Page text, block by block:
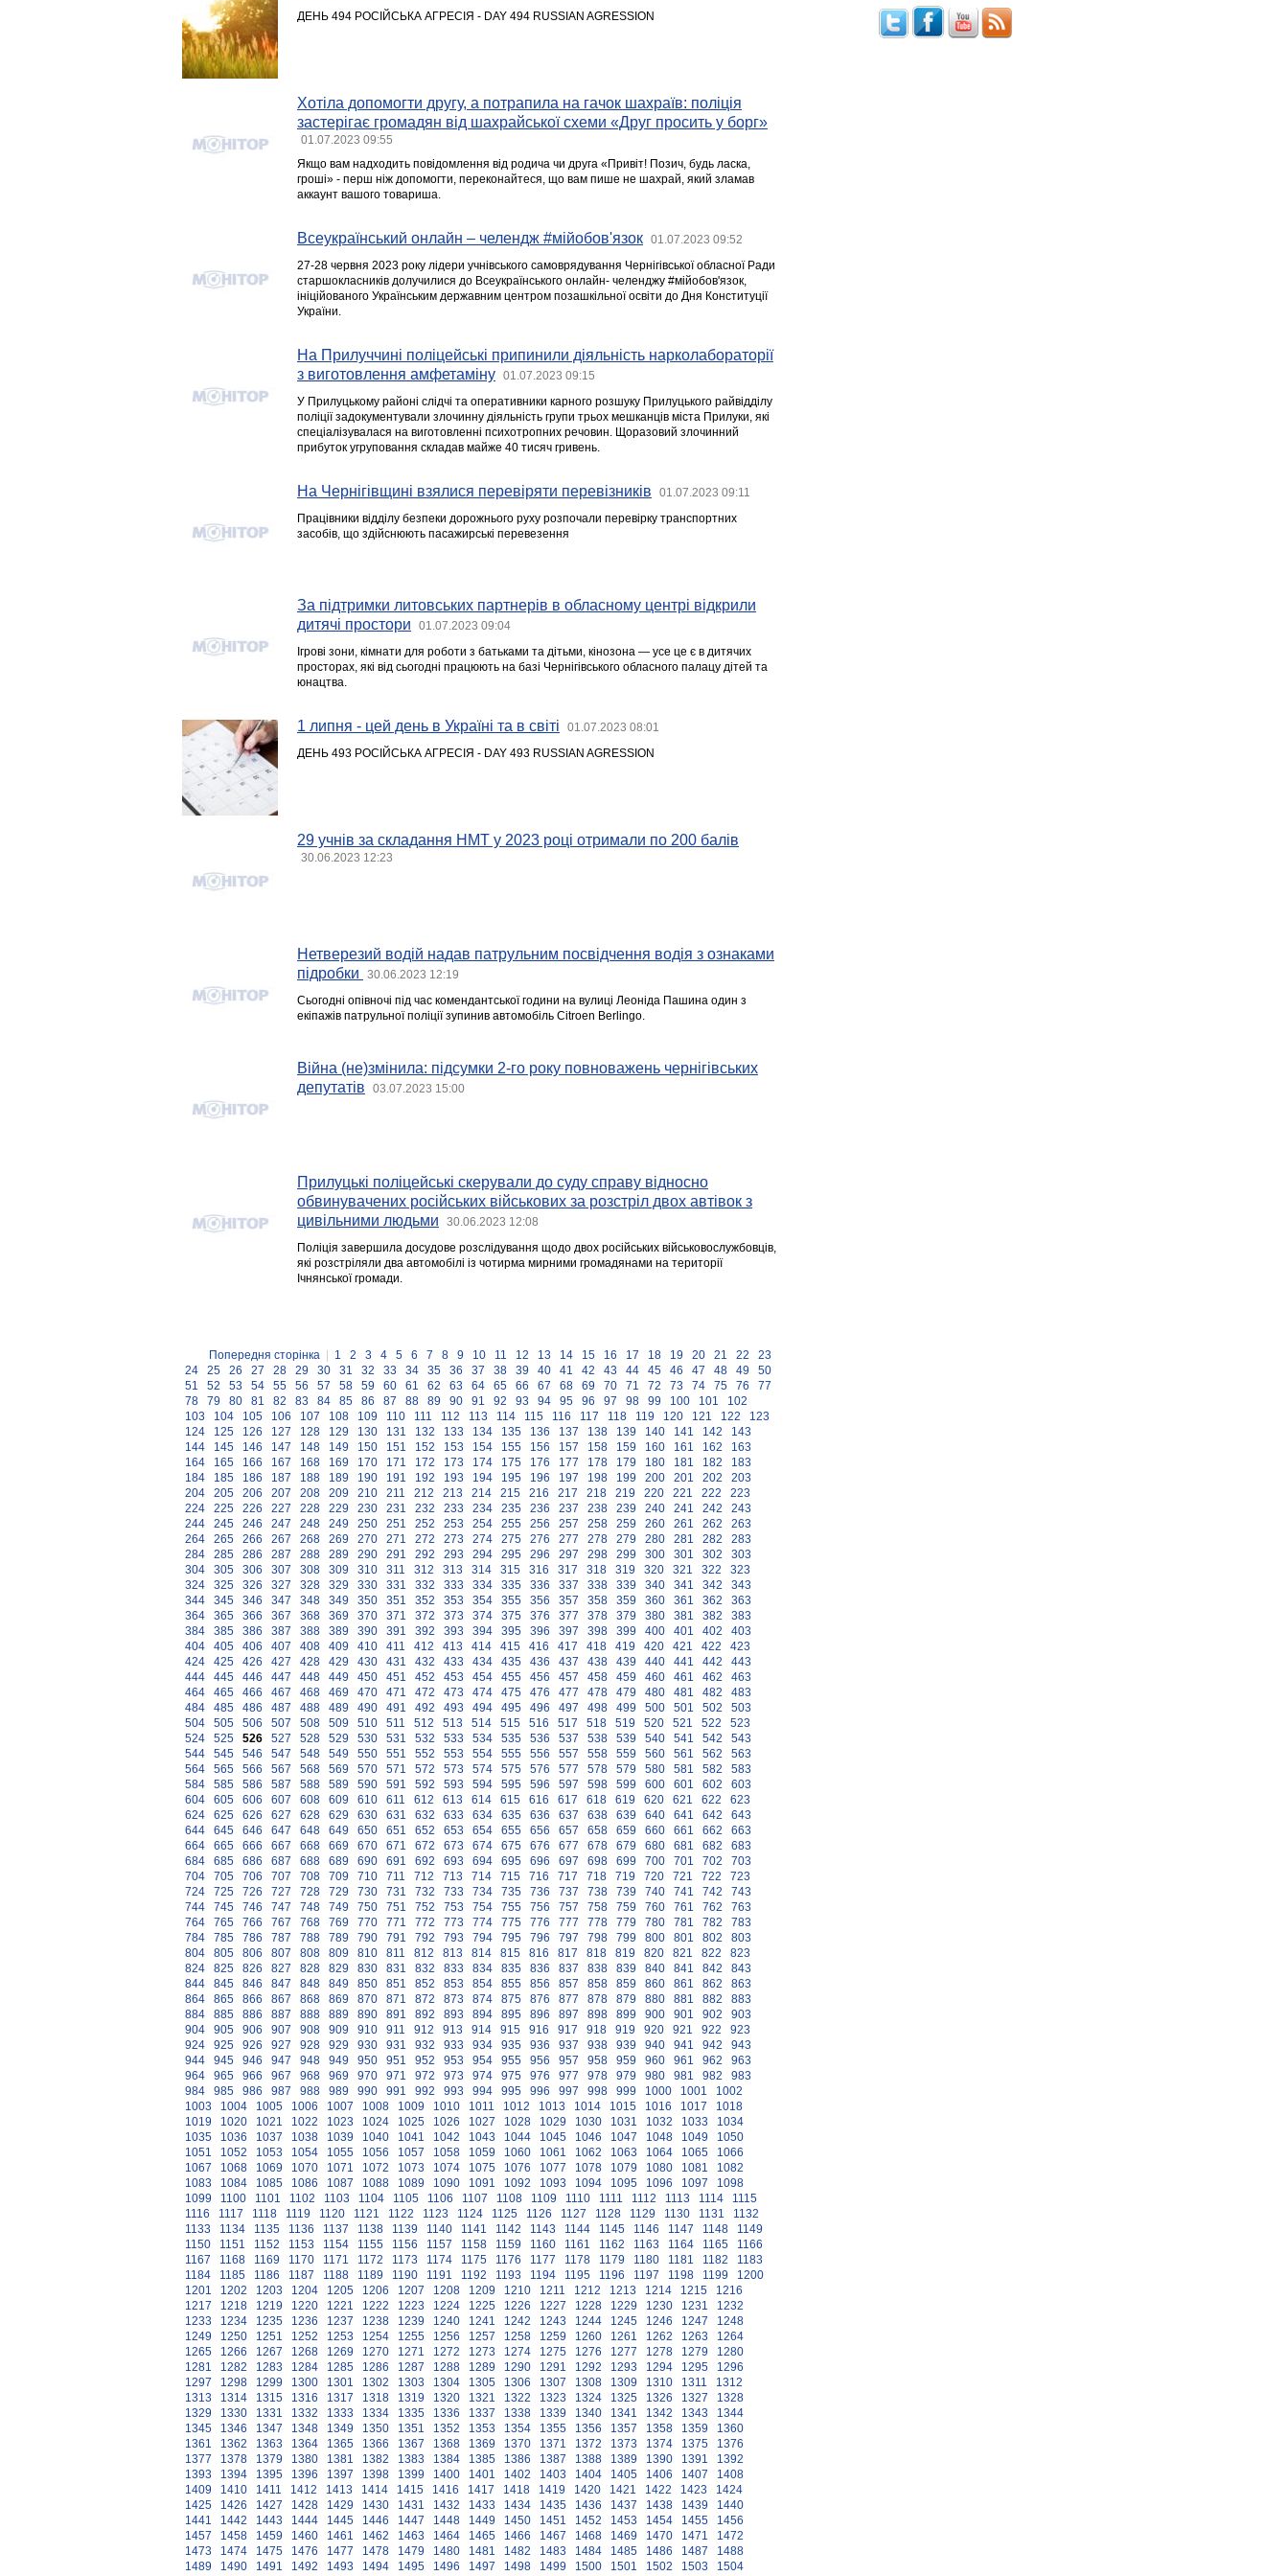
ДЕНЬ 494 РОСІЙСЬКА АГРЕСІЯ - DAY 494 RUSSIAN AGRESSION
Хотіла допомогти другу, а потрапила на гачок шахраїв: поліція
застерігає громадян від шахрайської схеми «Друг просить у борг»
01.07.2023 09:55
Якщо вам надходить повідомлення від родича чи друга «Привіт! Позич, будь ласка,
гроші» - перш ніж допомогти, переконайтеся, що вам пише не шахрай, який зламав
аккаунт вашого товариша.
Всеукраїнський онлайн – челендж #мійобов'язок 01.07.2023 09:52
27-28 червня 2023 року лідери учнівського самоврядування Чернігівської обласної Ради
старшокласників долучилися до Всеукраїнського онлайн- челенджу #мійобов'язок,
ініційованого Українським державним центром позашкільної освіти до Дня Конституції
України.
На Прилуччині поліцейські припинили діяльність нарколабораторії
з виготовлення амфетаміну
01.07.2023 09:15
У Прилуцькому районі слідчі та оперативники карного розшуку Прилуцького райвідділу
поліції задокументували злочинну діяльність групи трьох мешканців міста Прилуки, які
спеціалізувалася на виготовленні психотропних речовин. Щоразовий злочинний
прибуток угруповання складав майже 40 тисяч гривень.
На Чернігівщині взялися перевіряти перевізників 01.07.2023 09:11
Працівники відділу безпеки дорожнього руху розпочали перевірку транспортних
засобів, що здійснюють пасажирські перевезення
За підтримки литовських партнерів в обласному центрі відкрили
дитячі простори
01.07.2023 09:04
Ігрові зони, кімнати для роботи з батьками та дітьми, кінозона — усе це є в дитячих
просторах, які від сьогодні працюють на базі Чернігівського обласного палацу дітей та
юнацтва.
1 липня - цей день в Україні та в світі 01.07.2023 08:01
ДЕНЬ 493 РОСІЙСЬКА АГРЕСІЯ - DAY 493 RUSSIAN AGRESSION
29 учнів за складання НМТ у 2023 році отримали по 200 балів
30.06.2023 12:23
Нетверезий водій надав патрульним посвідчення водія з ознаками
підробки
30.06.2023 12:19
Сьогодні опівночі під час комендантської години на вулиці Леоніда Пашина один з
екіпажів патрульної поліції зупинив автомобіль Citroen Berlingo.
Війна (не)змінила: підсумки 2-го року повноважень чернігівських
депутатів
03.07.2023 15:00
Прилуцькі поліцейські скерували до суду справу відносно
обвинувачених російських військових за розстріл двох автівок з
цивільними людьми
30.06.2023 12:08
Поліція завершила досудове розслідування щодо двох російських військовослужбовців,
які розстріляли два автомобілі із чотирма мирними громадянами на території
Ічнянської громади.
Попередня сторінка 1 2 3 4 5 6 7 8 9 10 11 12 13 14 15 16 17 18 19 20 21 22
23
24
25 26 27 28 29 30 31 32 33 34 35 36 37 38 39 40 41 42 43 44 45 46 47 48 49
50
51
52 53 54 55 56 57 58 59 60 61 62 63 64 65 66 67 68 69 70 71 72 73 74 75 76
77
78
79 80 81 82 83 84 85 86 87 88 89 90 91 92 93 94 95 96 97 98 99 100 101
102
103
104 105 106 107 108 109 110 111 112 113 114 115 116 117 118 119 120 121 122
123
124
125 126 127 128 129 130 131 132 133 134 135 136 137 138 139 140 141 142
143
144
145 146 147 148 149 150 151 152 153 154 155 156 157 158 159 160 161 162
163
164
165 166 167 168 169 170 171 172 173 174 175 176 177 178 179 180 181 182
183
184
185 186 187 188 189 190 191 192 193 194 195 196 197 198 199 200 201 202
203
204
205 206 207 208 209 210 211 212 213 214 215 216 217 218 219 220 221 222
223
224
225 226 227 228 229 230 231 232 233 234 235 236 237 238 239 240 241 242
243
244
245 246 247 248 249 250 251 252 253 254 255 256 257 258 259 260 261 262
263
264
265 266 267 268 269 270 271 272 273 274 275 276 277 278 279 280 281 282
283
284
285 286 287 288 289 290 291 292 293 294 295 296 297 298 299 300 301 302
303
304
305 306 307 308 309 310 311 312 313 314 315 316 317 318 319 320 321 322
323
324
325 326 327 328 329 330 331 332 333 334 335 336 337 338 339 340 341 342
343
344
345 346 347 348 349 350 351 352 353 354 355 356 357 358 359 360 361 362
363
364
365 366 367 368 369 370 371 372 373 374 375 376 377 378 379 380 381 382
383
384
385 386 387 388 389 390 391 392 393 394 395 396 397 398 399 400 401 402
403
404
405 406 407 408 409 410 411 412 413 414 415 416 417 418 419 420 421 422
423
424
425 426 427 428 429 430 431 432 433 434 435 436 437 438 439 440 441 442
443
444
445 446 447 448 449 450 451 452 453 454 455 456 457 458 459 460 461 462
463
464
465 466 467 468 469 470 471 472 473 474 475 476 477 478 479 480 481 482
483
484
485 486 487 488 489 490 491 492 493 494 495 496 497 498 499 500 501 502
503
504
505 506 507 508 509 510 511 512 513 514 515 516 517 518 519 520 521 522
523
524
525 526 527 528 529 530 531 532 533 534 535 536 537 538 539 540 541 542
543
544
545 546 547 548 549 550 551 552 553 554 555 556 557 558 559 560 561 562
563
564
565 566 567 568 569 570 571 572 573 574 575 576 577 578 579 580 581 582
583
584
585 586 587 588 589 590 591 592 593 594 595 596 597 598 599 600 601 602
603
604
605 606 607 608 609 610 611 612 613 614 615 616 617 618 619 620 621 622
623
624
625 626 627 628 629 630 631 632 633 634 635 636 637 638 639 640 641 642
643
644
645 646 647 648 649 650 651 652 653 654 655 656 657 658 659 660 661 662
663
664
665 666 667 668 669 670 671 672 673 674 675 676 677 678 679 680 681 682
683
684
685 686 687 688 689 690 691 692 693 694 695 696 697 698 699 700 701 702
703
704
705 706 707 708 709 710 711 712 713 714 715 716 717 718 719 720 721 722
723
724
725 726 727 728 729 730 731 732 733 734 735 736 737 738 739 740 741 742
743
744
745 746 747 748 749 750 751 752 753 754 755 756 757 758 759 760 761 762
763
764
765 766 767 768 769 770 771 772 773 774 775 776 777 778 779 780 781 782
783
784
785 786 787 788 789 790 791 792 793 794 795 796 797 798 799 800 801 802
803
804
805 806 807 808 809 810 811 812 813 814 815 816 817 818 819 820 821 822
823
824
825 826 827 828 829 830 831 832 833 834 835 836 837 838 839 840 841 842
843
844
845 846 847 848 849 850 851 852 853 854 855 856 857 858 859 860 861 862
863
864
865 866 867 868 869 870 871 872 873 874 875 876 877 878 879 880 881 882
883
884
885 886 887 888 889 890 891 892 893 894 895 896 897 898 899 900 901 902
903
904
905 906 907 908 909 910 911 912 913 914 915 916 917 918 919 920 921 922
923
924
925 926 927 928 929 930 931 932 933 934 935 936 937 938 939 940 941 942
943
944
945 946 947 948 949 950 951 952 953 954 955 956 957 958 959 960 961 962
963
964
965 966 967 968 969 970 971 972 973 974 975 976 977 978 979 980 981 982
983
984
985 986 987 988 989 990 991 992 993 994 995 996 997 998 999 1000 1001
1002
1003
1004 1005 1006 1007 1008 1009 1010 1011 1012 1013 1014 1015 1016 1017
1018
1019
1020 1021 1022 1023 1024 1025 1026 1027 1028 1029 1030 1031 1032 1033
1034
1035
1036 1037 1038 1039 1040 1041 1042 1043 1044 1045 1046 1047 1048 1049
1050
1051
1052 1053 1054 1055 1056 1057 1058 1059 1060 1061 1062 1063 1064 1065
1066
1067
1068 1069 1070 1071 1072 1073 1074 1075 1076 1077 1078 1079 1080 1081
1082
1083
1084 1085 1086 1087 1088 1089 1090 1091 1092 1093 1094 1095 1096 1097
1098
1099
1100 1101 1102 1103 1104 1105 1106 1107 1108 1109 1110 1111 1112 1113 1114
1115
1116
1117 1118 1119 1120 1121 1122 1123 1124 1125 1126 1127 1128 1129 1130 1131
1132
1133
1134 1135 1136 1137 1138 1139 1140 1141 1142 1143 1144 1145 1146 1147 1148
1149
1150
1151 1152 1153 1154 1155 1156 1157 1158 1159 1160 1161 1162 1163 1164 1165
1166
1167
1168 1169 1170 1171 1172 1173 1174 1175 1176 1177 1178 1179 1180 1181 1182
1183
1184
1185 1186 1187 1188 1189 1190 1191 1192 1193 1194 1195 1196 1197 1198 1199
1200
1201
1202 1203 1204 1205 1206 1207 1208 1209 1210 1211 1212 1213 1214 1215
1216
1217
1218 1219 1220 1221 1222 1223 1224 1225 1226 1227 1228 1229 1230 1231
1232
1233
1234 1235 1236 1237 1238 1239 1240 1241 1242 1243 1244 1245 1246 1247
1248
1249
1250 1251 1252 1253 1254 1255 1256 1257 1258 1259 1260 1261 1262 1263
1264
1265
1266 1267 1268 1269 1270 1271 1272 1273 1274 1275 1276 1277 1278 1279
1280
1281
1282 1283 1284 1285 1286 1287 1288 1289 1290 1291 1292 1293 1294 1295
1296
1297
1298 1299 1300 1301 1302 1303 1304 1305 1306 1307 1308 1309 1310 1311
1312
1313
1314 1315 1316 1317 1318 1319 1320 1321 1322 1323 1324 1325 1326 1327
1328
1329
1330 1331 1332 1333 1334 1335 1336 1337 1338 1339 1340 1341 1342 1343
1344
1345
1346 1347 1348 1349 1350 1351 1352 1353 1354 1355 1356 1357 1358 1359
1360
1361
1362 1363 1364 1365 1366 1367 1368 1369 1370 1371 1372 1373 1374 1375
1376
1377
1378 1379 1380 1381 1382 1383 1384 1385 1386 1387 1388 1389 1390 1391
1392
1393
1394 1395 1396 1397 1398 1399 1400 1401 1402 1403 1404 1405 1406 1407
1408
1409
1410 1411 1412 1413 1414 1415 1416 1417 1418 1419 1420 1421 1422 1423
1424
1425
1426 1427 1428 1429 1430 1431 1432 1433 1434 1435 1436 1437 1438 1439
1440
1441
1442 1443 1444 1445 1446 1447 1448 1449 1450 1451 1452 1453 1454 1455
1456
1457
1458 1459 1460 1461 1462 1463 1464 1465 1466 1467 1468 1469 1470 1471
1472
1473
1474 1475 1476 1477 1478 1479 1480 1481 1482 1483 1484 1485 1486 1487
1488
1489
1490 1491 1492 1493 1494 1495 1496 1497 1498 1499 1500 1501 1502 1503
1504